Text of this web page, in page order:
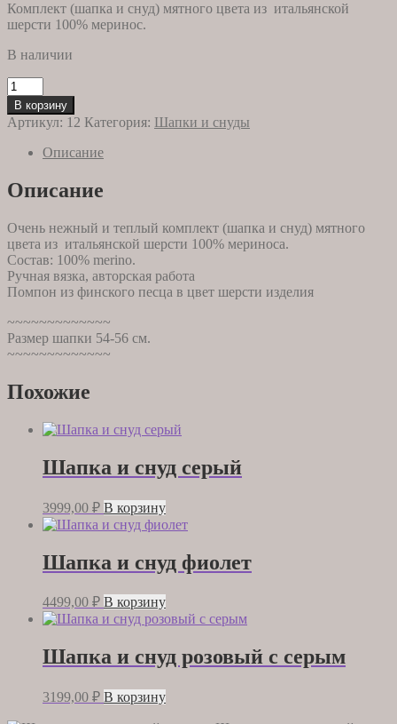
Комплект (шапка и снуд) мятного цвета из итальянской
шерсти 100% меринос.
В наличии
Количество
товара
Шапка
и
снуд
ментол
В корзину
Артикул: 12 Категория: Шапки и снуды
Описание
Описание
Очень нежный и теплый комплект (шапка и снуд) мятного
цвета из итальянской шерсти 100% мериноса.
Состав: 100% merino.
Ручная вязка, авторская работа
Помпон из финского песца в цвет шерсти изделия
~~~~~~~~~~~~~
Размер шапки 54-56 см.
~~~~~~~~~~~~~
Похожие
Шапка и снуд серый
3999,00 ₽ В корзину
Шапка и снуд фиолет
4499,00 ₽ В корзину
Шапка и снуд розовый с серым
3199,00 ₽ В корзину